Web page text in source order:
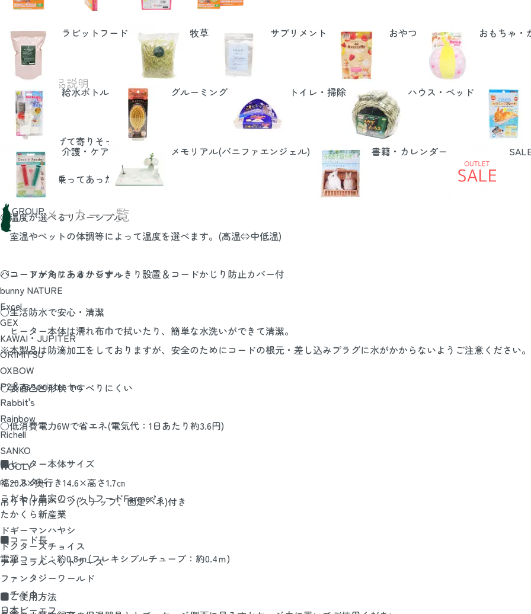
ラビットフード 牧草 サプリメント おやつ おもちゃ・
給水ボトル グルーミング トイレ・掃除 ハウス・ベッド
介護・ケア メモリアル(バニファエンジェル) 書籍・カレンダー
GROUPメーカー一覧
バニーファミリーオリジナル
bunny NATURE
Excel
GEX
KAWAI・JUPITER
ORIMITSU
OXBOW
P2＆Associates Inc.
Rabbit's
Rainbow
Richell
SANKO
WOOLY
イースター
こだわり農家のペットフードFarmer’ｓ
たかくら新産業
ドギーマンハヤシ
ドクターズチョイス
ナチュラルペットフーズ
ファンタジーワールド
ニチドウ
日本ビーエフ
DETAIL 商品説明
○外に吊り下げて寄りそってあったか
○中に置いて乗ってあったか
○温度が選べるリバーシブル
室温やペットの体調等によって温度を選べます。(高温⇔中低温)
○コードが角にあるからすっきり設置＆コードかじり防止カバー付
○生活防水で安心・清潔
ヒーター本体は濡れ布巾で拭いたり、簡単な水洗いができて清潔。
※本製品は防滴加工をしておりますが、安全のためにコードの根元・差し込みプラグに水がかからないようご注意ください。
○表面凸凹形状ですべりにくい
○低消費電力6Wで省エネ(電気代：1日あたり約3.6円)
■ヒーター本体サイズ
幅20.8×奥行き14.6×高さ1.7㎝
吊り下げ用パーツ(スナップ、固定バネ)付き
■コード長
電源コード：約0.8ｍ(フレキシブルチューブ：約0.4ｍ)
■ご使用方法